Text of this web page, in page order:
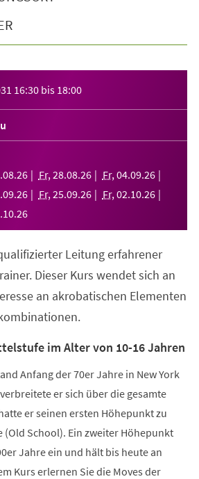
16:30 bis 18:00
.08.26 Fr, 28.08.26 Fr, 04.09.26
.09.26 Fr, 25.09.26 Fr, 02.10.26
.10.26
Leitung erfahrener
Dieser Kurs wendet sich an
an akrobatischen Elementen
im Alter von 10-16 Jahren
Anfang der 70er Jahre in New York
er sich über die gesamte
er seinen ersten Höhepunkt zu
(Old School). Ein zweiter Höhepunkt
Jahre ein und hält bis heute an
Kurs erlernen Sie die Moves der